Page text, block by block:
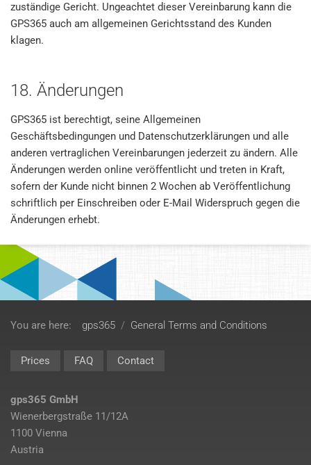
zuständige Gericht. Ungeachtet dieser Vereinbarung kann die
GPS365 auch am allgemeinen Gerichtsstand des Kunden
klagen.
18. Änderungen
GPS365 ist berechtigt, seine Allgemeinen
Geschäftsbedingungen und Datenschutzerklärungen und alle
anderen vertraglichen Vereinbarungen jederzeit zu ändern. Alle
Änderungen werden online veröffentlicht und treten in Kraft,
sofern der Kunde nicht binnen 2 Wochen ab Veröffentlichung
schriftlich per Einschreiben oder E-Mail Widerspruch gegen die
Änderungen erhebt.
You are here: gps365 / General Terms and Conditions
Prices FAQ Contact
gps365 GmbH
Wienerbergstraße 11/12A
1100 Vienna
Austria